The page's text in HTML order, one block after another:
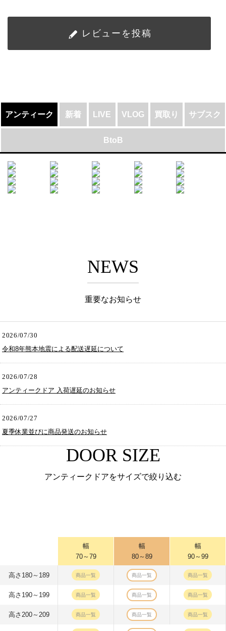
レビューを投稿
アンティーク 新着 LIVE VLOG 買取り サブスク
BtoB
NEWS
重要なお知らせ
2026/07/30
令和8年熊本地震による配送遅延について
2026/07/28
アンティークドア 入荷遅延のお知らせ
2026/07/27
夏季休業並びに商品発送のお知らせ
DOOR SIZE
アンティークドアをサイズで絞り込む
幅
70～79
幅
80～89
幅
90～99
高さ180～189 商品一覧 商品一覧 商品一覧
高さ190～199 商品一覧 商品一覧 商品一覧
高さ200～209 商品一覧 商品一覧 商品一覧